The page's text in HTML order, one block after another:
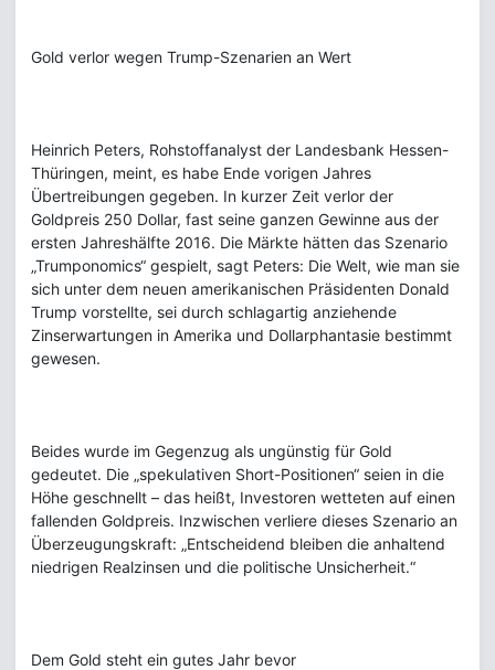
Gold verlor wegen Trump-Szenarien an Wert
Heinrich Peters, Rohstoffanalyst der Landesbank Hessen-
Thüringen, meint, es habe Ende vorigen Jahres
Übertreibungen gegeben. In kurzer Zeit verlor der
Goldpreis 250 Dollar, fast seine ganzen Gewinne aus der
ersten Jahreshälfte 2016. Die Märkte hätten das Szenario
„Trumponomics“ gespielt, sagt Peters: Die Welt, wie man sie
sich unter dem neuen amerikanischen Präsidenten Donald
Trump vorstellte, sei durch schlagartig anziehende
Zinserwartungen in Amerika und Dollarphantasie bestimmt
gewesen.
Beides wurde im Gegenzug als ungünstig für Gold
gedeutet. Die „spekulativen Short-Positionen“ seien in die
Höhe geschnellt – das heißt, Investoren wetteten auf einen
fallenden Goldpreis. Inzwischen verliere dieses Szenario an
Überzeugungskraft: „Entscheidend bleiben die anhaltend
niedrigen Realzinsen und die politische Unsicherheit.“
Dem Gold steht ein gutes Jahr bevor